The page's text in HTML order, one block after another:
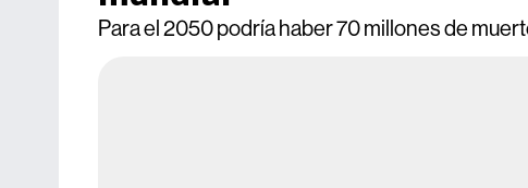
Para el 2050 podría haber 70 millones de